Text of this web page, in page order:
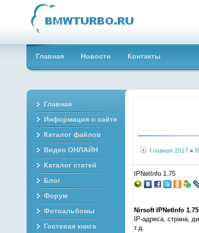
Главная Новости Контакты
Главная 2017 »
IPNetInfo 1.75
Nirsoft IPNetInfo 1.75
IP-адреса, страна,
т.д.
Главная
Информация о сайте
Каталог файлов
Видео ОНЛАЙН
Каталог статей
Блог
Форум
Фотоальбомы
Гостевая книга